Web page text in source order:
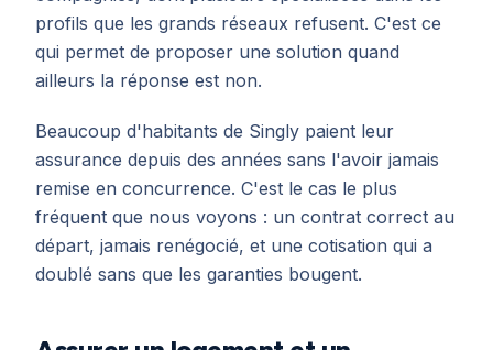
profils que les grands réseaux refusent. C'est ce
qui permet de proposer une solution quand
ailleurs la réponse est non.
Beaucoup d'habitants de Singly paient leur
assurance depuis des années sans l'avoir jamais
remise en concurrence. C'est le cas le plus
fréquent que nous voyons : un contrat correct au
départ, jamais renégocié, et une cotisation qui a
doublé sans que les garanties bougent.